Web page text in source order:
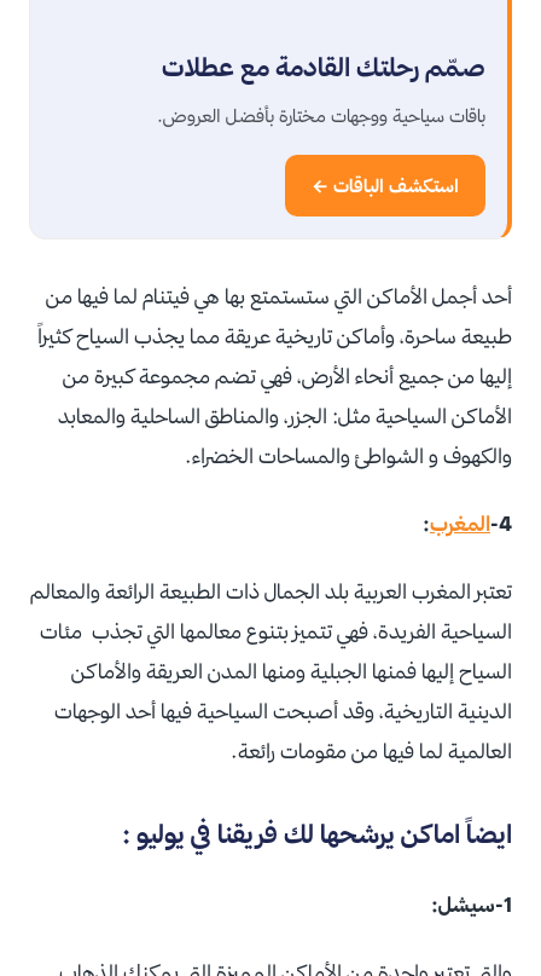
صمّم رحلتك القادمة مع عطلات
باقات سياحية ووجهات مختارة بأفضل العروض.
استكشف الباقات ←
أحد أجمل الأماكن التي ستستمتع بها هي فيتنام لما فيها من
طبيعة ساحرة، وأماكن تاريخية عريقة مما يجذب السياح كثيراً
إليها من جميع أنحاء الأرض، فهي تضم مجموعة كبيرة من
الأماكن السياحية مثل: الجزر، والمناطق الساحلية والمعابد
والكهوف و الشواطئ والمساحات الخضراء.
4- المغرب:
تعتبر المغرب العربية بلد الجمال ذات الطبيعة الرائعة والمعالم
السياحية الفريدة، فهي تتميز بتنوع معالمها التي تجذب مئات
السياح إليها فمنها الجبلية ومنها المدن العريقة والأماكن
الدينية التاريخية، وقد أصبحت السياحية فيها أحد الوجهات
العالمية لما فيها من مقومات رائعة.
ايضاً اماكن يرشحها لك فريقنا في يوليو :
1-سيشل: